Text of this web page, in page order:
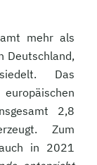
mehr als
Deutschland,
Das
2,8
Zum
in 2021